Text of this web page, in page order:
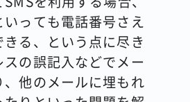
っても電話番号さえ
る、という点に尽き
の誤記入などでメー
他のメールに埋もれ